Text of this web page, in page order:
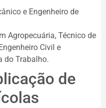
e Engenheiro de
Agropecuária, Técnico de
Civil e
do Trabalho.
de